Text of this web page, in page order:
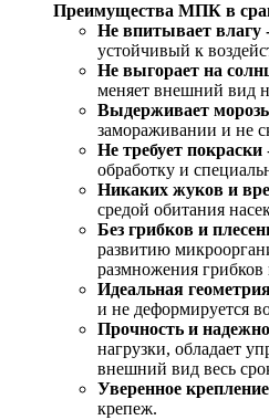
Преимущества МПК в
Не впитывает влагу
устойчивый к
Не выгорает на
меняет внешний вид
Выдерживает
замораживании и не
Не требует покраски
обработку и
Никаких жуков и
средой обитания
Без грибков и
развитию
размножения грибков
Идеальная
и не деформируется
Прочность и
нагрузки, обладает
внешний вид весь
Уверенное крепление
крепеж.